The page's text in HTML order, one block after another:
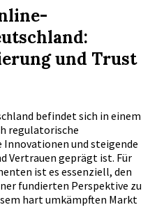
und Trust
befindet sich in einem
regulatorische
und steigende
Vertrauen geprägt ist. Für
ist es essenziell, den
fundierten Perspektive zu
hart umkämpften Markt